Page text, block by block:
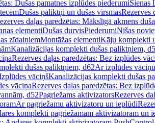
Dušas pamatnes izplūdes piederumiSienas
Dušas paliktņi un dušas virsmasRezerves
daļas paredzētas: Mākslīgā akmens
elementiDušas durvisPiederumiNišas
zīdaiņiemMontāžas elementiKāju komplekti
Kanalizācijas komplekti dušas paliktņiem,
Rezerves daļas paredzētas: Bez izplūdes
dušas paliktņiem, d62Ar izplūdes vāciņu
vāciņšKanalizācijas komplekti dušas
vāciņaRezerves daļas paredzētas: Bez
d52Pagriežams aktivizatorsRezerves
Ar pagriežamu aktivizatoru un ieplūdi
komplekti pagriežamam aktivizatoram un